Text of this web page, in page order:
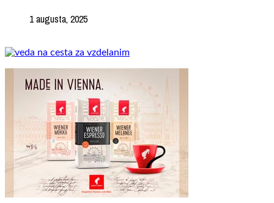
1 augusta, 2025